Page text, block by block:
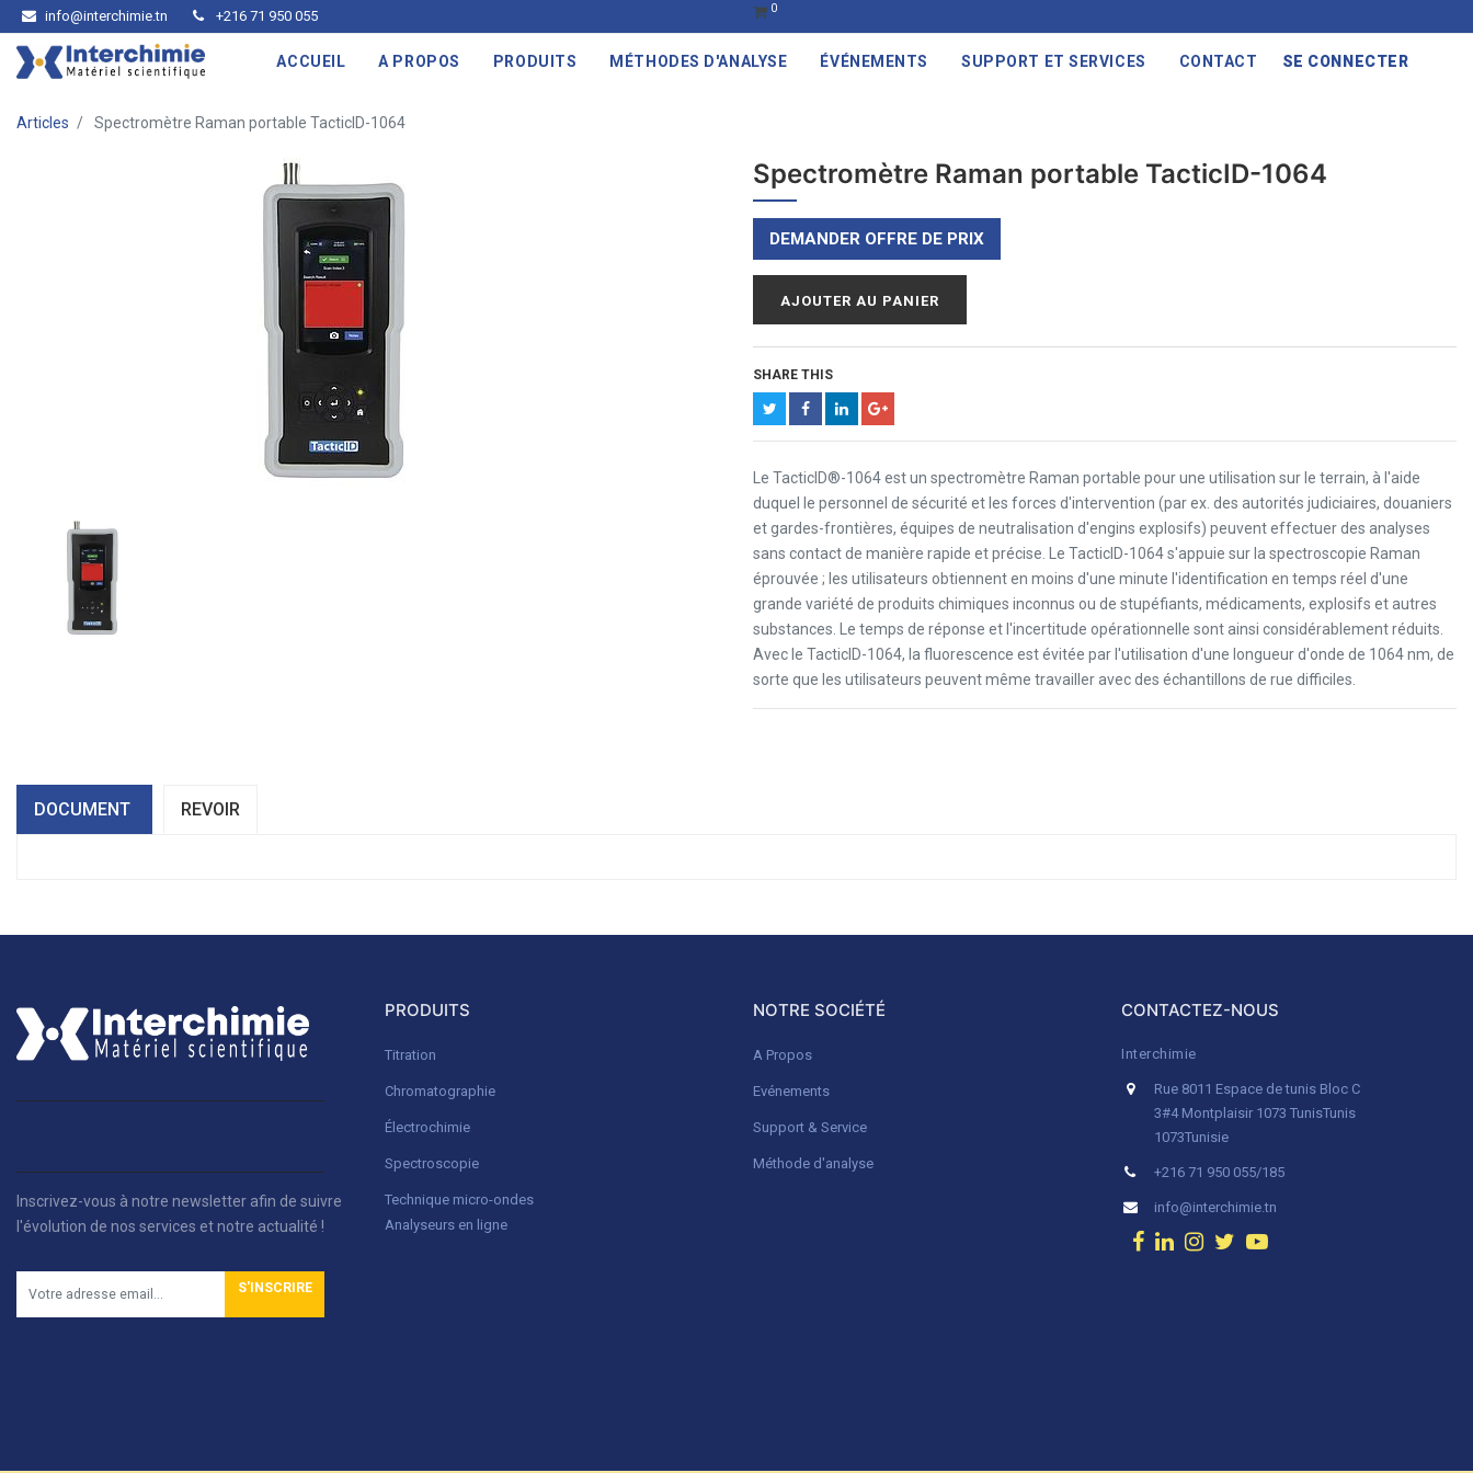
info@interchimie.tn +216 71 950 055 0
ACCUEIL A PROPOS PRODUITS MÉTHODES D'ANALYSE ÉVÉNEMENTS SUPPORT ET SERVICES CONTACT SE CONNECTER
Articles Spectromètre Raman portable TacticID-1064
Spectromètre Raman portable TacticID-1064
DEMANDER OFFRE DE PRIX
AJOUTER AU PANIER
SHARE THIS
Le TacticID®-1064 est un spectromètre Raman portable pour une utilisation sur le terrain, à l'aide
duquel le personnel de sécurité et les forces d'intervention (par ex. des autorités judiciaires, douaniers
et gardes-frontières, équipes de neutralisation d'engins explosifs) peuvent effectuer des analyses
sans contact de manière rapide et précise. Le TacticID-1064 s'appuie sur la spectroscopie Raman
éprouvée ; les utilisateurs obtiennent en moins d'une minute l'identification en temps réel d'une
grande variété de produits chimiques inconnus ou de stupéfiants, médicaments, explosifs et autres
substances. Le temps de réponse et l'incertitude opérationnelle sont ainsi considérablement réduits.
Avec le TacticID-1064, la fluorescence est évitée par l'utilisation d'une longueur d'onde de 1064 nm, de
sorte que les utilisateurs peuvent même travailler avec des échantillons de rue difficiles.
DOCUMENT REVOIR
Inscrivez-vous à notre newsletter afin de suivre
l'évolution de nos services et notre actualité !
S'INSCRIRE
PRODUITS
Titration
Chromatographie
Électrochimie
Spectroscopie
Technique micro-ondes
Analyseurs en ligne
NOTRE SOCIÉTÉ
A Propos
Evénements
Support & Service
Méthode d'analyse
CONTACTEZ-NOUS
Interchimie
Rue 8011 Espace de tunis Bloc C
3#4 Montplaisir 1073 TunisTunis
1073Tunisie
+216 71 950 055/185
info@interchimie.tn